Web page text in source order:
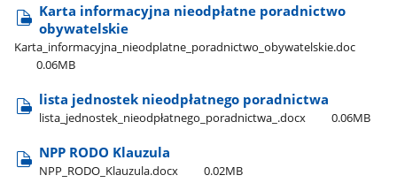
Karta informacyjna nieodpłatne poradnictwo
obywatelskie
Karta​_informacyjna​_nieodplatne​_poradnictwo​_obywatelskie.doc
0.06MB
lista jednostek nieodpłatnego poradnictwa
lista​_jednostek​_nieodpłatnego​_poradnictwa​_.docx 0.06MB
NPP RODO Klauzula
NPP​_RODO​_Klauzula.docx 0.02MB